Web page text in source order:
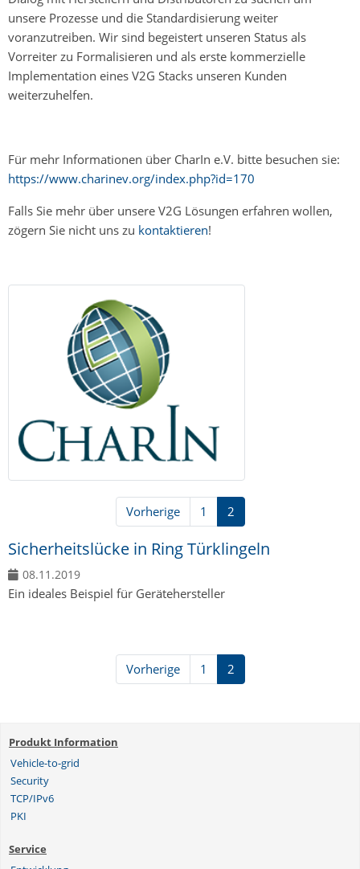
unsere Prozesse und die Standardisierung weiter
voranzutreiben. Wir sind begeistert unseren Status als
Vorreiter zu Formalisieren und als erste kommerzielle
Implementation eines V2G Stacks unseren Kunden
weiterzuhelfen.
Für mehr Informationen über CharIn e.V. bitte besuchen sie:
https://www.charinev.org/index.php?id=170
Falls Sie mehr über unsere V2G Lösungen erfahren wollen,
zögern Sie nicht uns zu kontaktieren!
Vorherige 1 2
Sicherheitslücke in Ring Türklingeln
08.11.2019
Ein ideales Beispiel für Gerätehersteller
Vorherige 1 2
Produkt Information
Vehicle-to-grid
Security
TCP/IPv6
PKI
Service